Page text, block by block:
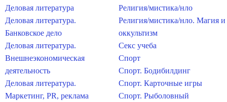
Деловая литература
Деловая литература.
Банковское дело
Деловая литература.
Внешнеэкономическая
деятельность
Деловая литература.
Маркетинг, PR, реклама
Религия/мистика/нло
Религия/мистика/нло. Магия и
оккультизм
Секс учеба
Спорт
Спорт. Бодибилдинг
Спорт. Карточные игры
Спорт. Рыболовный